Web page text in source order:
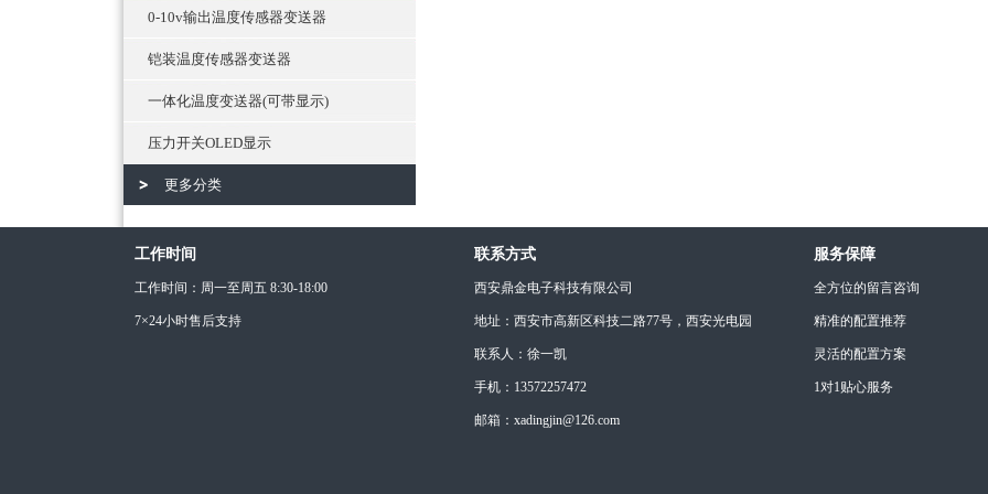
0-10v输出温度传感器变送器
铠装温度传感器变送器
一体化温度变送器(可带显示)
压力开关OLED显示
更多分类
工作时间
工作时间：周一至周五 8:30-18:00
7×24小时售后支持
联系方式
西安鼎金电子科技有限公司
地址：西安市高新区科技二路77号，西安光电园
联系人：徐一凯
手机：13572257472
邮箱：xadingjin@126.com
服务保障
全方位的留言咨询
精准的配置推荐
灵活的配置方案
1对1贴心服务